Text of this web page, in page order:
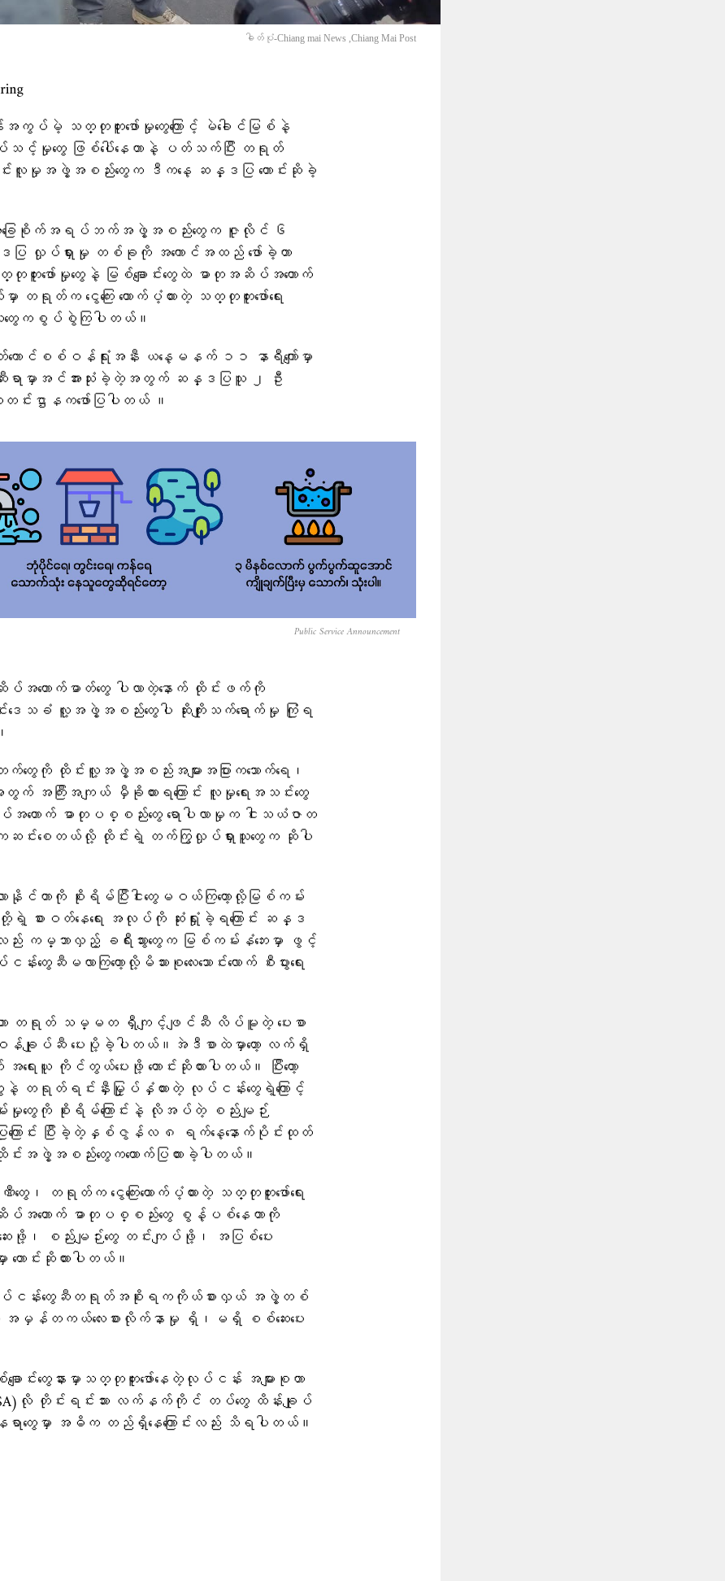
ဓါတ်ပုံ-Chiang mai News ,Chiang Mai Post
သတ္တုတူးဖော်မှုတွေကြောင့် မဲခေါင်မြစ်နဲ့
သင့်မှုတွေ ဖြစ်ပေါ်နေတာနဲ့ ပတ်သက်ပြီး တရုတ်
းလူမှုအဖွဲ့အစည်းတွေက ဒီက​နေ့ ဆန္ဒပြ တောင်းဆိုခဲ့
ခြေစိုက်အရပ်ဘက်အဖွဲ့အစည်းတွေက ဇူလိုင် ၆
ဒပြ လှုပ်ရှားမှု တစ်ခုကို အကောင်အထည် ဖော်ခဲ့တာ
တူးဖော်မှုတွေနဲ့ မြစ်ချောင်းတွေထဲ ဓာတုအဆိပ်အတောက်
က ငွေကြေး ထောက်ပံ့ထားတဲ့ သတ္တုတူးဖော်ရေး
ေကစွပ်စွဲကြပါတယ်။
ောင်စစ်ဝန်ရုံးအနီး ယ​နေ့မနက် ၁၁ နာရီ​ကျော်မှာ
ာမှာအင်အားသုံးခဲ့တဲ့အတွက် ဆန္ဒပြသူ ၂ ဦး
းဌာနက​ဖော်ပြပါတယ် ။
Public Service Announcement
အတောက်ဓာတ်တွေ ပါလာတဲ့နောက် ထိုင်းဖက်ကို
ဒေသခံ လူ့အဖွဲ့အစည်းတွေပါ ဆိုးကျိုးသက်ရောက်မှု ကြုံရ
ကို ထိုင်းလူ့အဖွဲ့အစည်းအများအပြားကသောက်ရေ၊
က် အကြီးအကျယ် မှီခိုထားရကြောင်း လူမှုရေးအသင်းတွေ
တောက် ဓာတုပစ္စည်းတွေ ရောပါလာမှုက ငါးသယံဇာတ
ျဆင်းစေတယ်လို့ ထိုင်းရဲ့ တက်ကြွလှုပ်ရှားသူတွေက ဆိုပါ
နိုင်တာကို စိုးရိမ်ပြီးငါးတွေမဝယ်ကြတော့လို့မြစ်ကမ်း
တို့ရဲ့ စားဝတ်နေရေး အလုပ်ကို ဆုံးရှုံးခဲ့ရကြောင်း ဆန္ဒ
ည်း ကမ္ဘာလှည့် ခရီးသွားတွေက မြစ်ကမ်းနံဘေးမှာ ဖွင့်
ဆီမလာကြတော့လို့မိသားစု​လေးသောင်းလောက် စီးပွားရေး
တရုတ် သမ္မတ ရှီကျင့်ဖျင်ဆီ လိပ်မူတဲ့ ပေးစာ
ချုပ်ဆီ ပေးပို့ခဲ့ပါတယ်။အဲဒီစာထဲမှာတော့ လက်ရှိ
ယူ ကိုင်တွယ်ပေးဖို့ တောင်းဆိုထားပါတယ်။ ပြီးတော့
တ်ရင်းနှီးမြှုပ်နှံထားတဲ့ လုပ်ငန်းတွေရဲ့ကြောင့်
တွေကို စိုးရိမ်ကြောင်းနဲ့ လိုအပ်တဲ့ စည်းမျဉ်း
ကြောင်း ပြီးခဲ့တဲ့နှစ်ဇွန်လ ၈ ရက်နေ့နောက်ပိုင်းထုတ်
းအဖွဲ့အစည်းတွေကထောက်ပြထားခဲ့ပါတယ်။
ရုတ်က ငွေကြေးထောက်ပံ့ထားတဲ့ သတ္တုတူးဖော်ရေး
ဆိပ်အတောက် ဓာတုပစ္စည်းတွေ စွန့်ပစ်နေတာကို
စည်းမျဉ်းတွေ တင်းကျပ်ဖို့၊ အပြစ်ပေး
ောင်းဆိုထားပါတယ်။
လုပ်ငန်းတွေဆီတရုတ်အစိုးရကကိုယ်စားလှယ် အဖွဲ့တစ်
မှန်တကယ်လေးစားလိုက်နာမှု ရှိ၊မရှိ စစ်ဆေးပေး
င်းတွေနားမှာသတ္တုတူးဖော်နေတဲ့လုပ်ငန်း အများစုဟာ
လို တိုင်းရင်းသား လက်နက်ကိုင် တပ်တွေ ထိန်းချုပ်
တွေမှာ အဓိက တည်ရှိနေကြောင်းလည်း သိရပါတယ်။